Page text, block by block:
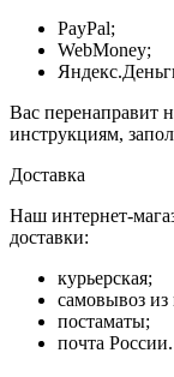
PayPal;
WebMoney;
Вас перенаправит
инструкциям,
Доставка
Наш интернет-
доставки:
курьерская;
самовывоз из
постаматы;
почта России.